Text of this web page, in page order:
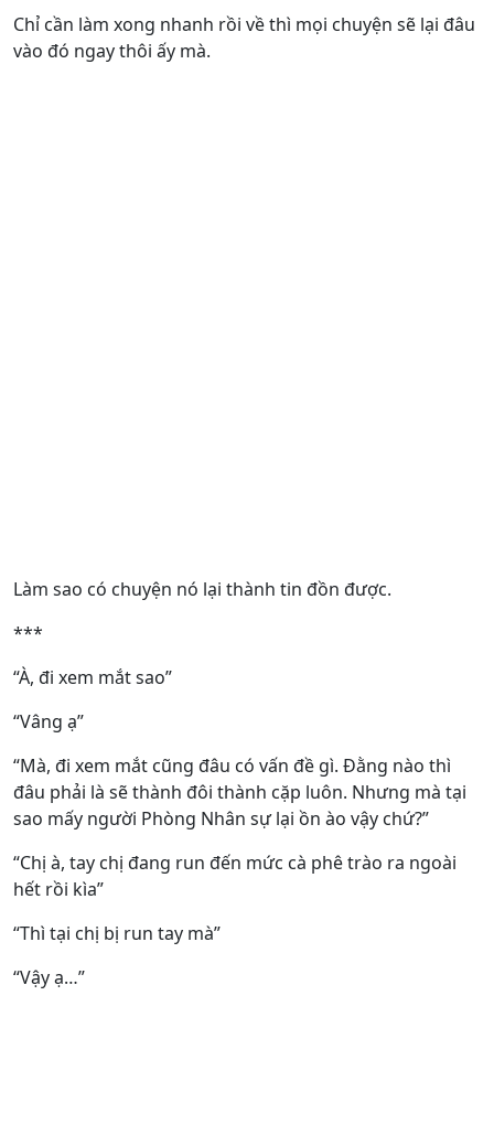
Chỉ cần làm xong nhanh rồi về thì mọi chuyện sẽ lại đâu
vào đó ngay thôi ấy mà.
Làm sao có chuyện nó lại thành tin đồn được.
***
“À, đi xem mắt sao”
“Vâng ạ”
“Mà, đi xem mắt cũng đâu có vấn đề gì. Đằng nào thì
đâu phải là sẽ thành đôi thành cặp luôn. Nhưng mà tại
sao mấy người Phòng Nhân sự lại ồn ào vậy chứ?”
“Chị à, tay chị đang run đến mức cà phê trào ra ngoài
hết rồi kìa”
“Thì tại chị bị run tay mà”
“Vậy ạ…”